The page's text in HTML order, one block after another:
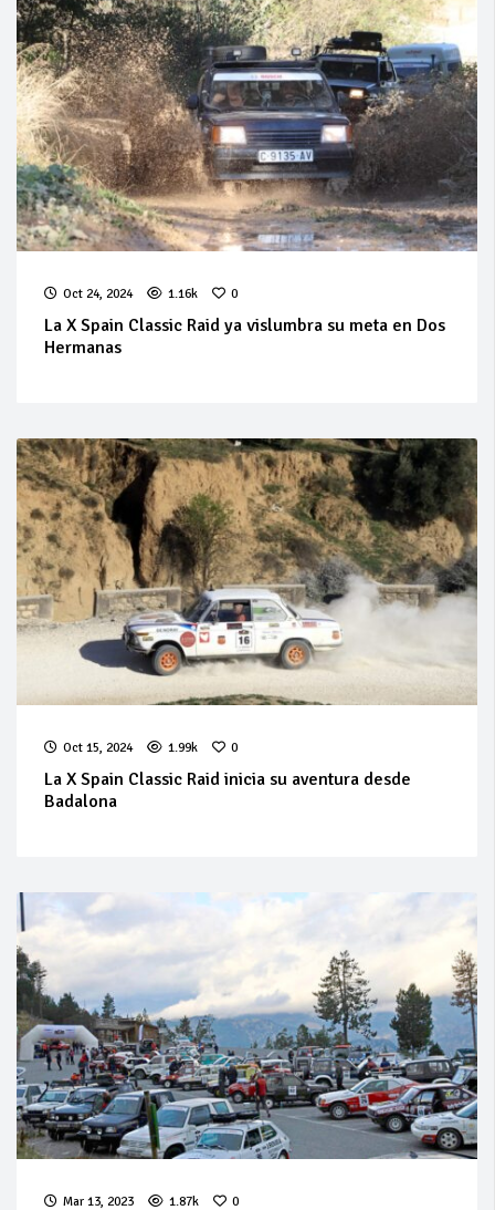
Oct 24, 2024 1.16k 0
La X Spain Classic Raid ya vislumbra su meta en Dos
Hermanas
Oct 15, 2024 1.99k 0
La X Spain Classic Raid inicia su aventura desde
Badalona
Mar 13, 2023 1.87k 0